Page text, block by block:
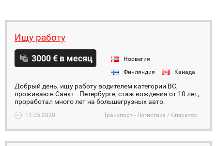
Ищу работу
3000 € в месяц
Норвегия
Финляндия
Канада
Добрый день, ищу работу водителем категории BC,
проживаю в Санкт - Петербурге, стаж вождения от 10 лет,
проработал много лет на большегрузных авто.
11.05.2020 Транспорт - Логистика / Оператор